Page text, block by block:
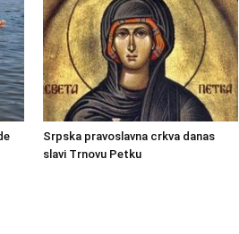
Srpska pravoslavna crkva danas
slavi Trnovu Petku